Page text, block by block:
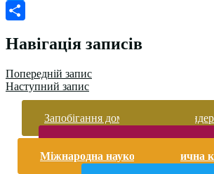
Classroom
Messenger
Навігація записів
Попередній запис
Наступний запис
Запобігання домашньому та
Міжнародна науково-практична